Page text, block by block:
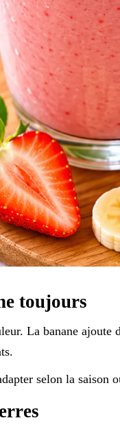
toujours
La banane ajoute
selon la saison